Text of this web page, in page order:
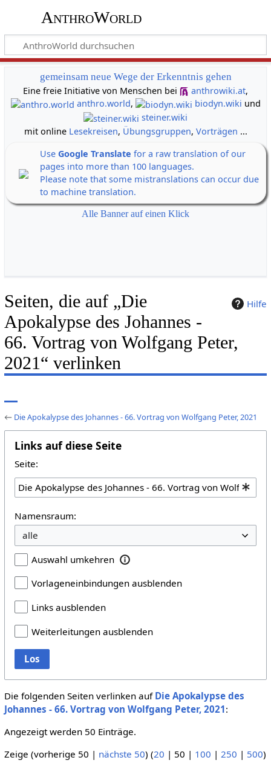
AnthroWorld
gemeinsam neue Wege der Erkenntnis gehen
Eine freie Initiative von Menschen bei
anthrowiki.at,
anthro.world, biodyn.wiki und
steiner.wiki
mit online Lesekreisen, Übungsgruppen, Vorträgen ...
Use Google Translate for a raw translation of our
pages into more than 100 languages.
Please note that some mistranslations can occur due
to machine translation.
Alle Banner auf einen Klick
Hilfe
Seiten, die auf „Die
Apokalypse des Johannes -
66. Vortrag von Wolfgang Peter,
2021“ verlinken
← Die Apokalypse des Johannes - 66. Vortrag von Wolfgang Peter, 2021
Links auf diese Seite
Seite:
Namensraum:
Auswahl umkehren
Vorlageneinbindungen ausblenden
Links ausblenden
Weiterleitungen ausblenden
Los
Die folgenden Seiten verlinken auf Die Apokalypse des
Johannes - 66. Vortrag von Wolfgang Peter, 2021:
Angezeigt werden 50 Einträge.
Zeige (vorherige 50 | nächste 50) (20 | 50 | 100 | 250 | 500)